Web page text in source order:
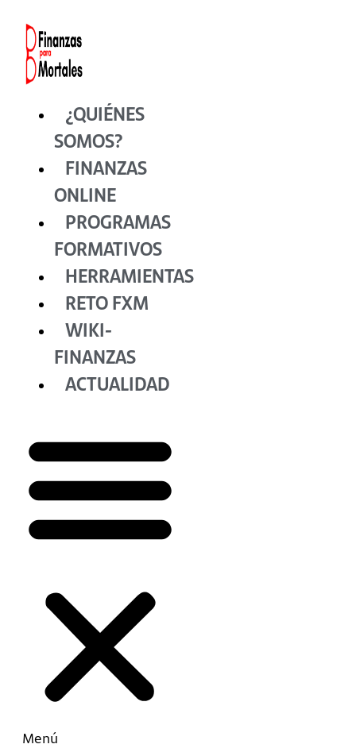
contenido
¿QUIÉNES
SOMOS?
FINANZAS
ONLINE
PROGRAMAS
FORMATIVOS
HERRAMIENTAS
RETO FXM
WIKI-
FINANZAS
ACTUALIDAD
Menú